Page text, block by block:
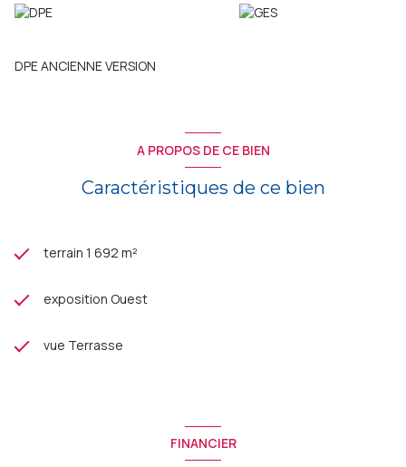
DPE ANCIENNE VERSION
A PROPOS DE CE BIEN
Caractéristiques de ce bien
terrain 1 692 m²
exposition Ouest
vue Terrasse
FINANCIER